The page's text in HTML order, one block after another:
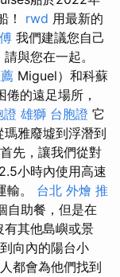
！ rwd 用最新的
我們建議您自己
與您在一起。
Miguel）和科蘇
的遠足場所，
證 雄獅 台胞證 它
雅廢墟到浮潛到
首先，讓我們從對
小時內使用高速
輸。 台北 外燴 推
自助餐，但是在
有其他島嶼或景
向內的陽台小
都會為他們找到